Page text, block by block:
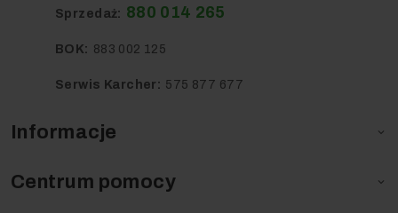
Informacje 
Centrum pomocy 
Sprzedaż: 880 014 265
BOK: 883 002 125
Serwis Karcher: 575 877 677